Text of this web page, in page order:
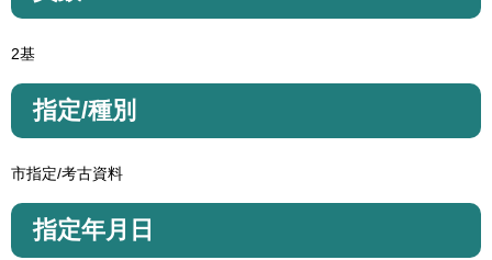
2基
指定/種別
市指定/考古資料
指定年月日